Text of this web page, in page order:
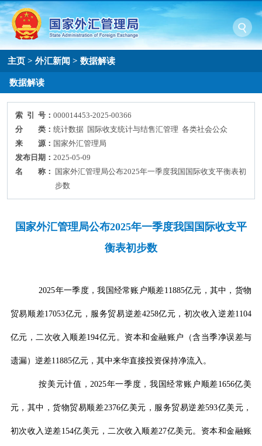
主页 >外汇新闻 >数据解读
数据解读
索 引 号：000014453-2025-00366
分 类：统计数据 国际收支统计与结售汇管理 各类社会公众
来 源： 国家外汇管理局
发布日期：2025-05-09
名 称：
国家外汇管理局公布2025年一季度我国国际收支平衡表初
步数
国家外汇管理局公布2025年一季度我国国际收支平
衡表初步数
2025年一季度，我国经常账户顺差11885亿元，其中，货物
贸易顺差17053亿元，服务贸易逆差4258亿元，初次收入逆差1104
亿元，二次收入顺差194亿元。资本和金融账户（含当季净误差与
遗漏）逆差11885亿元，其中来华直接投资保持净流入。
按美元计值， 2025年一季度，我国经常账户顺差1656亿美
元，其中，货物贸易顺差2376亿美元，服务贸易逆差593亿美元，
初次收入逆差154亿美元，二次收入顺差27亿美元。资本和金融账